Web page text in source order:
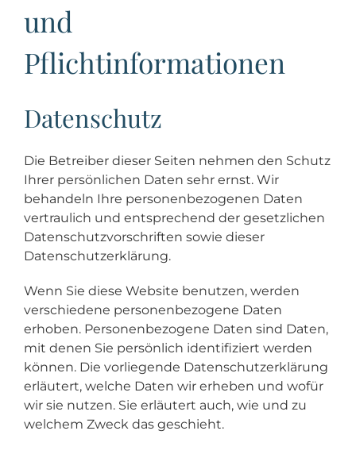
und
Pflichtinformationen
Datenschutz
Die Betreiber dieser Seiten nehmen den Schutz
Ihrer persönlichen Daten sehr ernst. Wir
behandeln Ihre personenbezogenen Daten
vertraulich und entsprechend der gesetzlichen
Datenschutzvorschriften sowie dieser
Datenschutzerklärung.
Wenn Sie diese Website benutzen, werden
verschiedene personenbezogene Daten
erhoben. Personenbezogene Daten sind Daten,
mit denen Sie persönlich identifiziert werden
können. Die vorliegende Datenschutzerklärung
erläutert, welche Daten wir erheben und wofür
wir sie nutzen. Sie erläutert auch, wie und zu
welchem Zweck das geschieht.